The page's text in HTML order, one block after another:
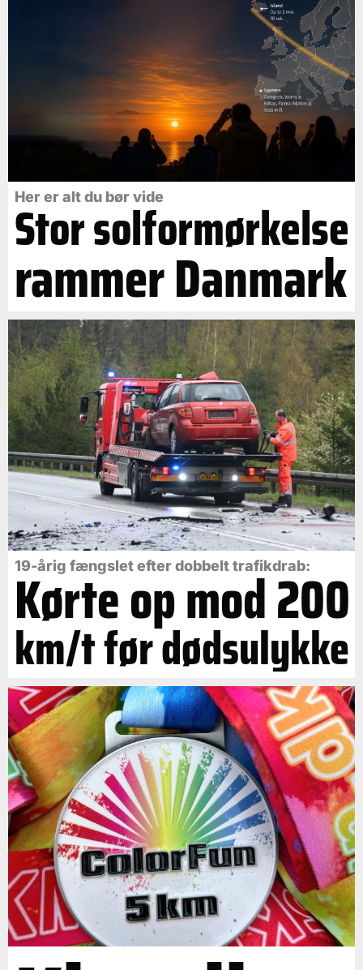
Her er alt du bør vide
Stor solformørkelse
rammer Danmark
19-årig fængslet efter dobbelt trafikdrab:
Kørte op mod 200
km/t før dødsulykke